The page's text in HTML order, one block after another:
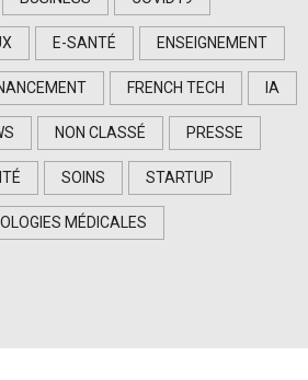
E-SANTÉ ENSEIGNEMENT
FRENCH TECH IA
NON CLASSÉ PRESSE
SOINS STARTUP
MÉDICALES